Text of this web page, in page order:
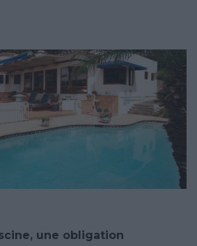
une obligation